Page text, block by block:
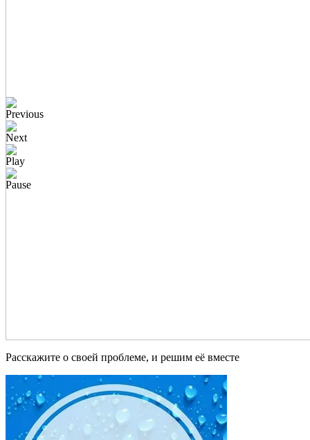
Расскажите о своей проблеме, и решим её вместе